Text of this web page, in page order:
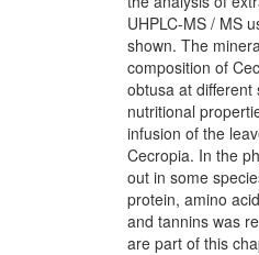
UHPLC-MS / MS
shown. The
composition of
obtusa at
nutritional
infusion of the
Cecropia. In the
out in some
protein, amino
and tannins was
are part of this